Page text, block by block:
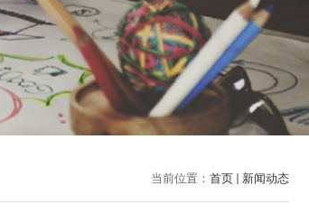
当前位置： 首页 新闻动态